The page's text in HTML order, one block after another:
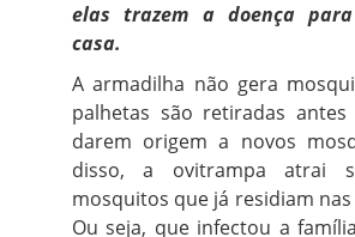
elas trazem a doença
casa.
A armadilha não gera
palhetas são retiradas
darem origem a novos
disso, a ovitrampa atrai
mosquitos que já residiam nas
Ou seja, que infectou a